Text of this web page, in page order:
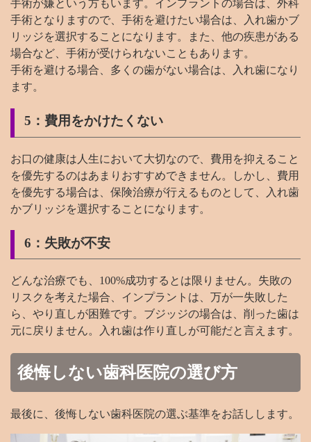
手術が嫌という方もいます。インプラントの場合は、外科
手術となりますので、手術を避けたい場合は、入れ歯かブ
リッジを選択することになります。また、他の疾患がある
場合など、手術が受けられないこともあります。
手術を避ける場合、多くの歯がない場合は、入れ歯になり
ます。
5：費用をかけたくない
お口の健康は人生において大切なので、費用を抑えること
を優先するのはあまりおすすめできません。しかし、費用
を優先する場合は、保険治療が行えるものとして、入れ歯
かブリッジを選択することになります。
6：失敗が不安
どんな治療でも、100%成功するとは限りません。失敗の
リスクを考えた場合、インプラントは、万が一失敗した
ら、やり直しが困難です。ブジッジの場合は、削った歯は
元に戻りません。入れ歯は作り直しが可能だと言えます。
後悔しない歯科医院の選び方
最後に、後悔しない歯科医院の選ぶ基準をお話しします。